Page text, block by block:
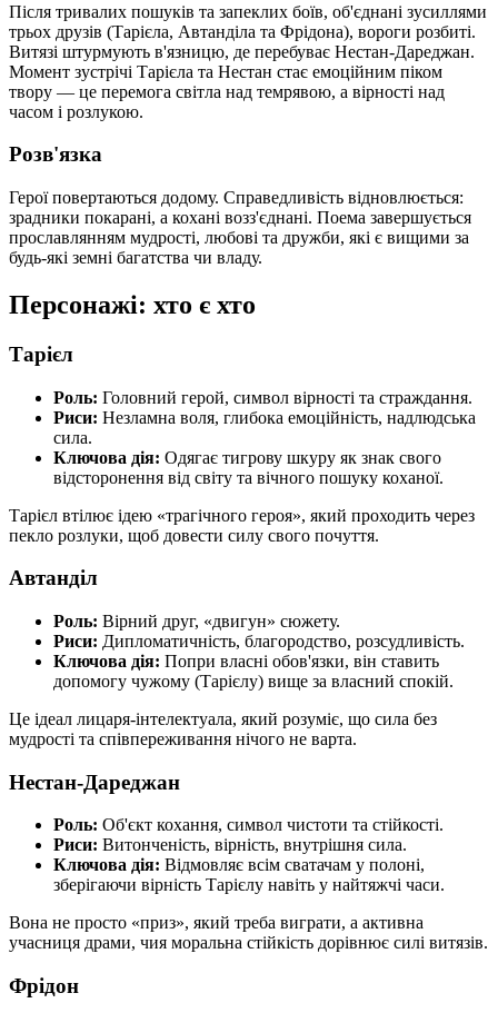
Після тривалих пошуків та запеклих боїв, об'єднані зусиллями
трьох друзів (Тарієла, Автанділа та Фрідона), вороги розбиті.
Витязі штурмують в'язницю, де перебуває Нестан-Дареджан.
Момент зустрічі Тарієла та Нестан стає емоційним піком
твору — це перемога світла над темрявою, а вірності над
часом і розлукою.
Розв'язка
Герої повертаються додому. Справедливість відновлюється:
зрадники покарані, а кохані возз'єднані. Поема завершується
прославлянням мудрості, любові та дружби, які є вищими за
будь-які земні багатства чи владу.
Персонажі: хто є хто
Тарієл
Роль: Головний герой, символ вірності та страждання.
Риси: Незламна воля, глибока емоційність, надлюдська
сила.
Ключова дія: Одягає тигрову шкуру як знак свого
відсторонення від світу та вічного пошуку коханої.
Тарієл втілює ідею «трагічного героя», який проходить через
пекло розлуки, щоб довести силу свого почуття.
Автанділ
Роль: Вірний друг, «двигун» сюжету.
Риси: Дипломатичність, благородство, розсудливість.
Ключова дія: Попри власні обов'язки, він ставить
допомогу чужому (Тарієлу) вище за власний спокій.
Це ідеал лицаря-інтелектуала, який розуміє, що сила без
мудрості та співпереживання нічого не варта.
Нестан-Дареджан
Роль: Об'єкт кохання, символ чистоти та стійкості.
Риси: Витонченість, вірність, внутрішня сила.
Ключова дія: Відмовляє всім сватачам у полоні,
зберігаючи вірність Тарієлу навіть у найтяжчі часи.
Вона не просто «приз», який треба виграти, а активна
учасниця драми, чия моральна стійкість дорівнює силі витязів.
Фрідон